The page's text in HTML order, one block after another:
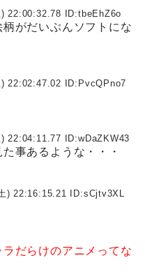
22:00:32.78 ID:tbeEhZ6o
がだいぶんソフトにな
22:02:47.02 ID: PvcQPno7
22:04:11.77 ID:wDaZKW43
事あるような・・・
) 22:16:15.21 ID:sCjtv3XL
だらけのアニメってな